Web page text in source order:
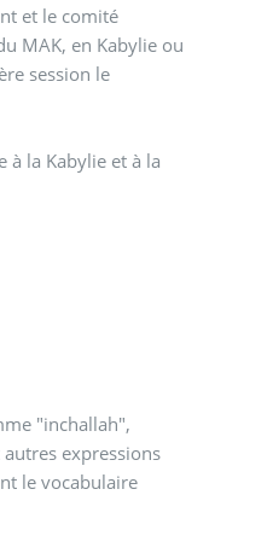
et le comité
MAK, en Kabylie ou
session le
à la Kabylie et à la